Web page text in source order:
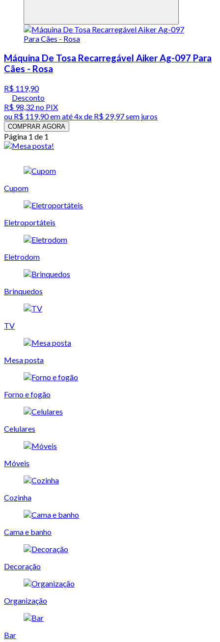
Máquina De Tosa Recarregável Aiker Ag-097 Para
Cães - Rosa
R$ 119,90
Desconto
R$ 98,32 no PIX
ou R$ 119,90em até4x de R$ 29,97 sem juros
COMPRAR AGORA
Página 1 de 1
Cupom
Eletroportáteis
Eletrodom
Brinquedos
TV
Mesa posta
Forno e fogão
Celulares
Móveis
Cozinha
Cama e banho
Decoração
Organização
Bar